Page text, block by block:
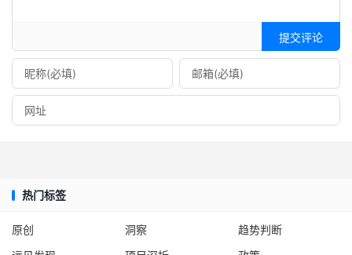
提交评论
热门标签
原创 洞察
趋势判断